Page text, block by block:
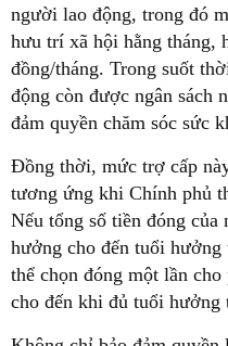
người lao động, trong đó
hưu trí xã hội hằng tháng,
đồng/tháng. Trong suốt
động còn được ngân sách
đảm quyền chăm sóc sức
Đồng thời, mức trợ cấp
tương ứng khi Chính phủ
Nếu tổng số tiền đóng
hưởng cho đến tuổi
thể chọn đóng một lần
cho đến khi đủ tuổi